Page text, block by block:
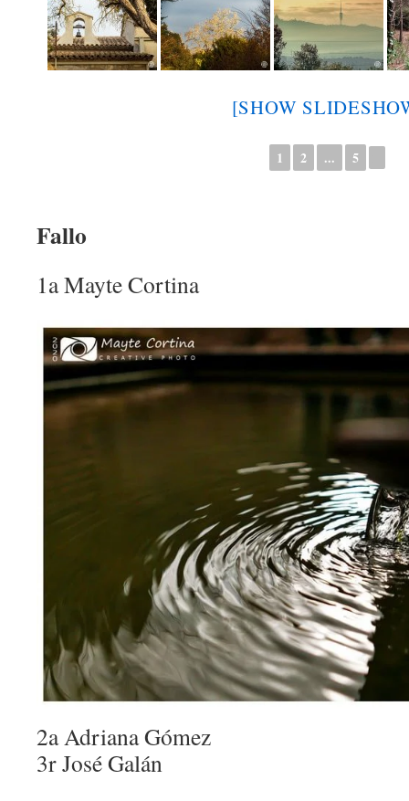
[SHOW
1 2 ... 5
Fallo
1a Mayte Cortina
2a Adriana Gómez
3r José Galán